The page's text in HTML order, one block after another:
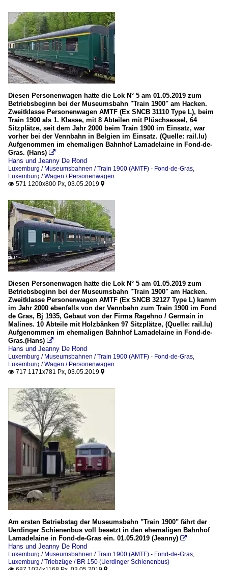
Diesen Personenwagen hatte die Lok N° 5 am 01.05.2019 zum
Betriebsbeginn bei der Museumsbahn "Train 1900" am Hacken.
Zweitklasse Personenwagen AMTF (Ex SNCB 31110 Type L), beim
Train 1900 als 1. Klasse, mit 8 Abteilen mit Plüschsessel, 64
Sitzplätze, seit dem Jahr 2000 beim Train 1900 im Einsatz, war
vorher bei der Vennbahn in Belgien im Einsatz. (Quelle: rail.lu)
Aufgenommen im ehemaligen Bahnhof Lamadelaine in Fond-de-
Gras. (Hans) 
Hans und Jeanny De Rond
Luxemburg / Museumsbahnen / Train 1900 (AMTF) - Fond-de-Gras
Luxemburg / Wagen / Personenwagen
 571 1200x800 Px, 03.05.2019 
Diesen Personenwagen hatte die Lok N° 5 am 01.05.2019 zum
Betriebsbeginn bei der Museumsbahn "Train 1900" am Hacken.
Zweitklasse Personenwagen AMTF (Ex SNCB 32127 Type L) kamm
im Jahr 2000 ebenfalls von der Vennbahn zum Train 1900 im Fond
de Gras, Bj 1935, Gebaut von der Firma Ragehno / Germain in
Malines. 10 Abteile mit Holzbänken 97 Sitzplätze, (Quelle: rail.lu)
Aufgenommen im ehemaligen Bahnhof Lamadelaine in Fond-de-
Gras.(Hans) 
Hans und Jeanny De Rond
Luxemburg / Museumsbahnen / Train 1900 (AMTF) - Fond-de-Gras
Luxemburg / Wagen / Personenwagen
 717 1171x781 Px, 03.05.2019 
Am ersten Betriebstag der Museumsbahn "Train 1900" fährt der
Uerdinger Schienenbus voll besetzt in den ehemaligen Bahnhof
Lamadelaine in Fond-de-Gras ein. 01.05.2019 (Jeanny) 
Hans und Jeanny De Rond
Luxemburg / Museumsbahnen / Train 1900 (AMTF) - Fond-de-Gras,
Luxemburg / Triebzüge / BR 150 (Uerdinger Schienenbus)